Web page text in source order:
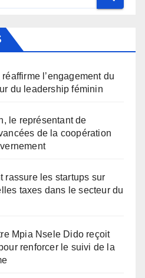
l’engagement du
du leadership féminin
le représentant de
de la coopération
rassure les startups sur
taxes dans le secteur du
Mpia Nsele Dido reçoit
renforcer le suivi de la